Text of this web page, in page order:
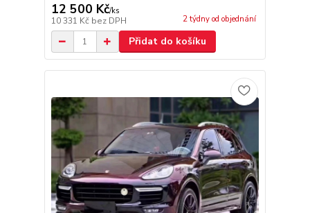
12 500 Kč/ks
10 331 Kč bez DPH 2 týdny od objednání
Přidat do košíku